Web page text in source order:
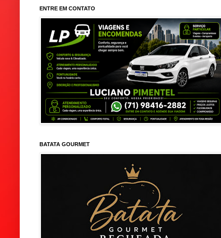
ENTRE EM CONTATO
BATATA GOURMET